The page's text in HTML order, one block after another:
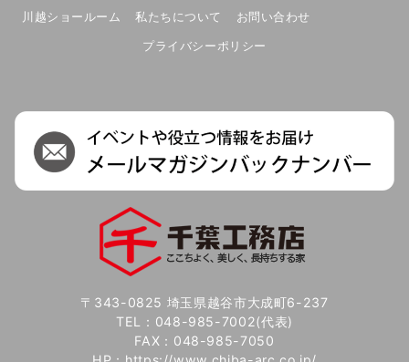
川越ショールーム
私たちについて お問い合わせ
プライバシーポリシー
〒343-0825 埼玉県越谷市大成町6-237
TEL：048-985-7002(代表)
FAX：048-985-7050